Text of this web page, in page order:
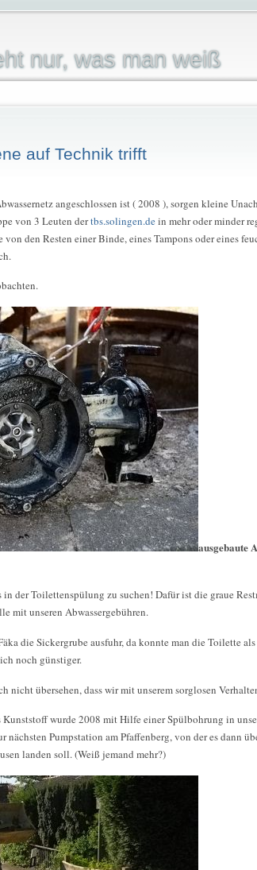
nur, was man weiß
auf Technik trifft
angeschlossen ist ( 2008 ), sorgen kleine
von 3 Leuten dertbs.solingen.dein mehr oder minder
von den Resten einer Binde, eines Tampons oder eines
ausgebaute
der Toilettenspülung zu suchen! Dafür ist die graue
mit unseren Abwassergebühren.
die Sickergrube ausfuhr, da konnte man die Toilette
noch günstiger.
nicht übersehen, dass wir mit unserem sorglosen
Kunststoff wurde 2008 mit Hilfe einer Spülbohrung in
nächsten Pumpstation am Pfaffenberg, von der es dann
landen soll. (Weiß jemand mehr?)